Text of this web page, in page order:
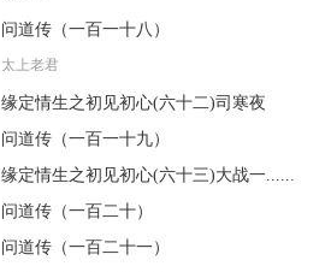
问道传（一百一十八）
太上老君
缘定情生之初见初心(六十二)司寒夜
问道传（一百一十九）
缘定情生之初见初心(六十三)大战一......
问道传（一百二十）
问道传（一百二十一）